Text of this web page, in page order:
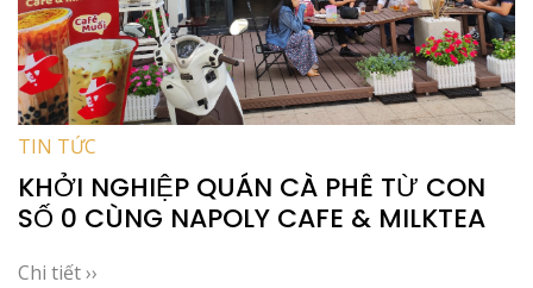
TIN TỨC
KHỞI NGHIỆP QUÁN CÀ PHÊ TỪ CON
SỐ 0 CÙNG NAPOLY CAFE & MILKTEA
Chi tiết ››